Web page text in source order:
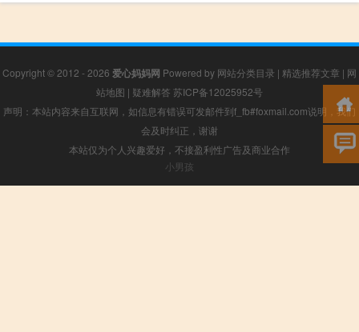
Copyright © 2012 - 2026 爱心妈妈网 Powered by 网站分类目录 | 精选推荐文章 | 网
站地图 | 疑难解答 苏ICP备12025952号
声明：本站内容来自互联网，如信息有错误可发邮件到f_fb#foxmail.com说明，我们
会及时纠正，谢谢
本站仅为个人兴趣爱好，不接盈利性广告及商业合作
小男孩